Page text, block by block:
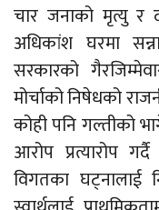
चार जनाको मृत्यु र
अधिकांश घरमा
सरकारको
मोर्चाको निषेधको
कोही पनि गल्तीको
आरोप प्रत्यारोप
विगतका